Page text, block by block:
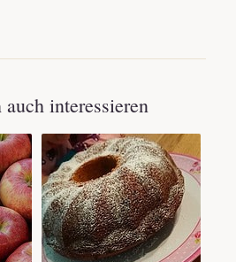
interessieren